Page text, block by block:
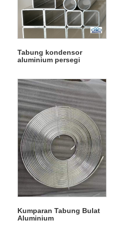
Tabung kondensor
aluminium persegi
Kumparan Tabung Bulat
Aluminium